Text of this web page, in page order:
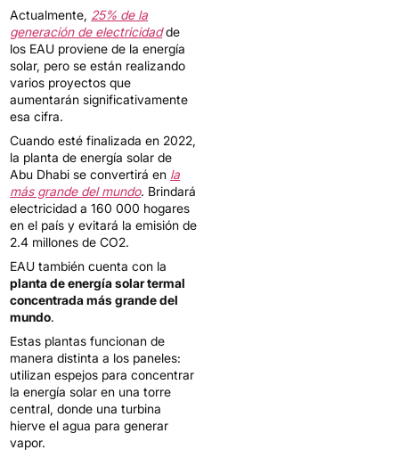
Actualmente, 25% de la
generación de electricidadde
los EAU proviene de la energía
solar, pero se están realizando
varios proyectos que
aumentarán significativamente
esa cifra.
Cuando esté finalizada en 2022,
la planta de energía solar de
Abu Dhabi se convertirá en la
más grande del mundo. Brindará
electricidad a 160 000 hogares
en el país y evitará la emisión de
2.4 millones de CO2.
EAU también cuenta con la
planta de energía solar termal
concentrada más grande del
mundo.
Estas plantas funcionan de
manera distinta a los paneles:
utilizan espejos para concentrar
la energía solar en una torre
central, donde una turbina
hierve el agua para generar
vapor.